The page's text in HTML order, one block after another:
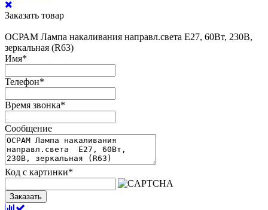
Заказать товар
ОСРАМ Лампа накаливания направл.света Е27, 60Вт, 230В,
зеркальная (R63)
Имя*
Телефон*
Время звонка*
Сообщение
Код с картинки*
Заказать